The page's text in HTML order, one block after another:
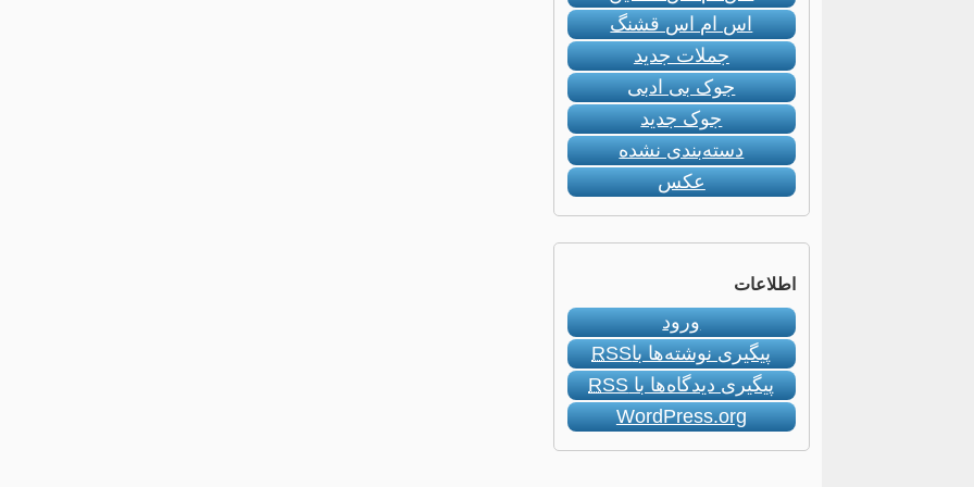
اس ام اس قشنگ
جملات جدید
جوک بی ادبی
جوک جدید
دسته‌بندی نشده
عکس
اطلاعات
ورود
پیگیری نوشته‌ها باRSS
پیگیری دیدگاه‌ها باRSS
WordPress.org